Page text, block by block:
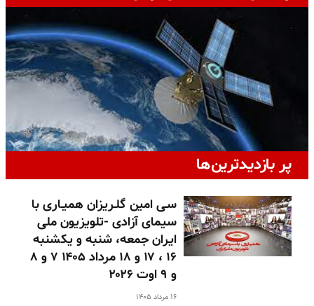
پر بازدیدترین‌ها
سـی امین گلـریزان همیـاری با
سیمای آزادی -تلویزیون ملی
ایران جمعه، شنبه و یکشنبه
۱۶ ، ۱۷ و ۱۸ مرداد ۱۴۰۵ ۷ و ۸
و ۹ اوت ۲۰۲۶
۱۶ مرداد ۱۴۰۵